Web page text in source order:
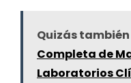
Quizás
Completa de
Laboratorios